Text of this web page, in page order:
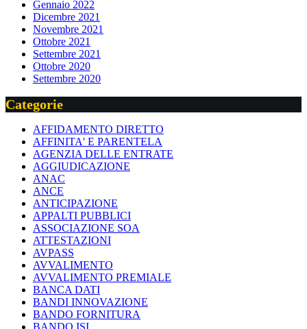
Gennaio 2022
Dicembre 2021
Novembre 2021
Ottobre 2021
Settembre 2021
Ottobre 2020
Settembre 2020
Categorie
AFFIDAMENTO DIRETTO
AFFINITA' E PARENTELA
AGENZIA DELLE ENTRATE
AGGIUDICAZIONE
ANAC
ANCE
ANTICIPAZIONE
APPALTI PUBBLICI
ASSOCIAZIONE SOA
ATTESTAZIONI
AVPASS
AVVALIMENTO
AVVALIMENTO PREMIALE
BANCA DATI
BANDI INNOVAZIONE
BANDO FORNITURA